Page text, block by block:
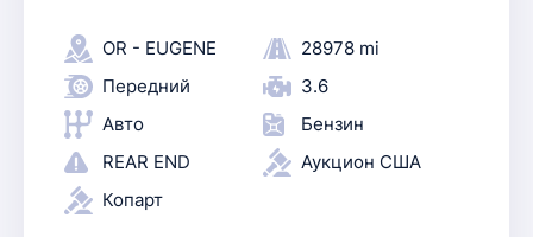
OR - EUGENE
28978 mi
Передний
3.6
Авто
Бензин
REAR END
Аукцион США
Копарт